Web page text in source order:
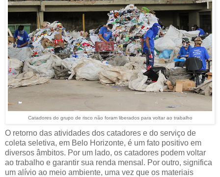
Catadores do grupo de risco não foram liberados para voltar ao trabalho
O retorno das atividades dos catadores e do serviço de
coleta seletiva, em Belo Horizonte, é um fato positivo em
diversos âmbitos. Por um lado, os catadores podem voltar
ao trabalho e garantir sua renda mensal. Por outro, significa
um alívio ao meio ambiente, uma vez que os materiais